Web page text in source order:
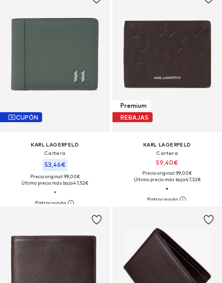
CUPÓN
KARL LAGERFELD
Cartera
53,46€
Precio original: 99,00€
Último precio más bajo:47,52€
Premium
REBAJAS
KARL LAGERFELD
Cartera
59,40€
Precio original: 99,00€
Último precio más bajo:47,52€